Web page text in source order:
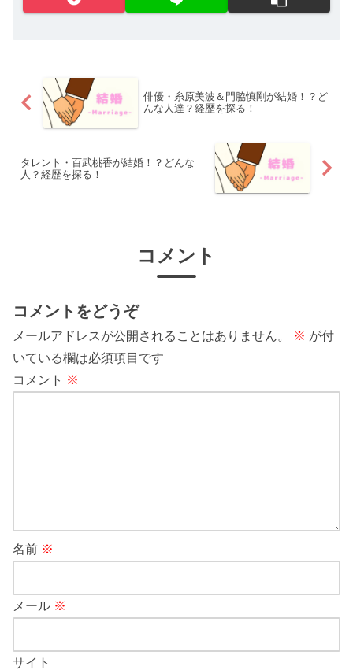
俳優・糸原美波＆門脇慎剛が結婚！？ど
んな人達？経歴を探る！
タレント・百武桃香が結婚！？どんな
人？経歴を探る！
コメント
コメントをどうぞ
メールアドレスが公開されることはありません。 ※ が付
いている欄は必須項目です
コメント ※
名前 ※
メール ※
サイト